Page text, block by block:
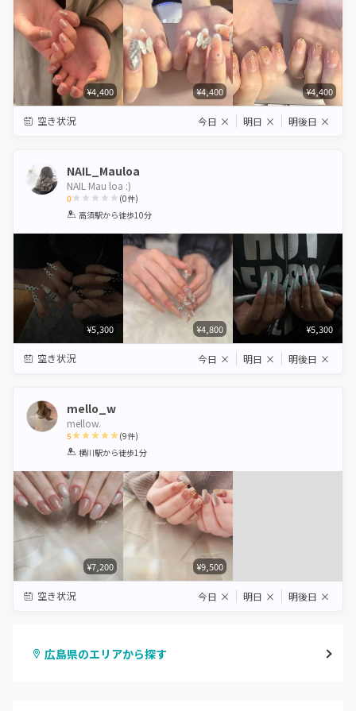
¥4,400 ¥4,400 ¥4,400
空き状況 今日 × 明日 × 明後日 ×
NAIL_Mauloa
NAIL Mau loa :)
0
1 2 3 4 5
(0件)
高須駅から徒歩10分
¥5,300 ¥4,800 ¥5,300
空き状況 今日 × 明日 × 明後日 ×
mello_w
mellow.
5
1 2 3 4 5
(9件)
横川駅から徒歩1分
¥7,200 ¥9,500
空き状況 今日 × 明日 × 明後日 ×
広島県のエリアから探す